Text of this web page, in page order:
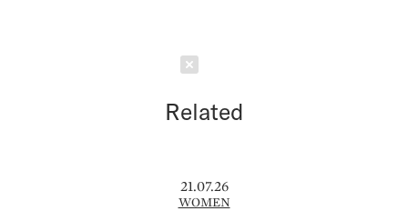
Related
21.07.26
WOMEN